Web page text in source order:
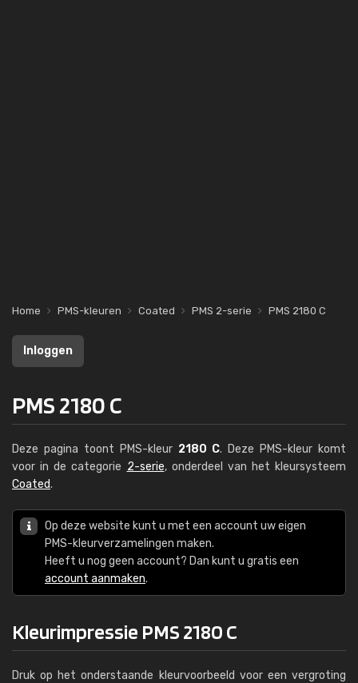
Home PMS-kleuren Coated PMS 2-serie PMS 2180 C
Inloggen
PMS 2180 C
Deze pagina toont PMS-kleur 2180 C. Deze PMS-kleur komt
voor in de categorie 2-serie, onderdeel van het kleursysteem
Coated.
Op deze website kunt u met een account uw eigen
PMS-kleurverzamelingen maken.
Heeft u nog geen account? Dan kunt u gratis een
account aanmaken.
Kleurimpressie PMS 2180 C
Druk op het onderstaande kleurvoorbeeld voor een vergroting